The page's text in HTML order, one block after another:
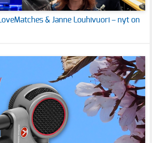
& Janne Louhivuori – nyt on